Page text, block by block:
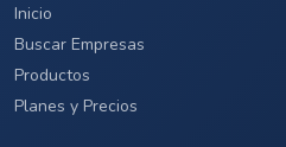
Inicio
Buscar Empresas
Productos
Planes y Precios